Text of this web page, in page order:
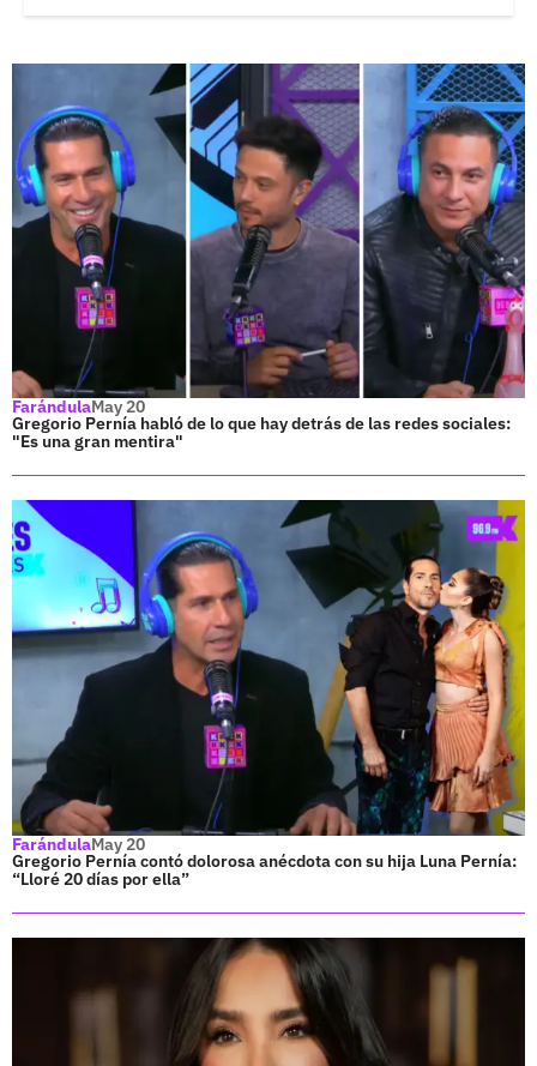
FarándulaMay 20
Gregorio Pernía habló de lo que hay detrás de las redes sociales:
"Es una gran mentira"
FarándulaMay 20
Gregorio Pernía contó dolorosa anécdota con su hija Luna Pernía:
“Lloré 20 días por ella”